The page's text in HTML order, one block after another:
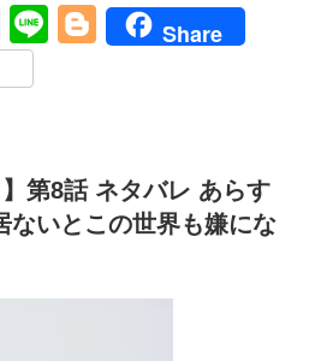
T
u
m
r
Li
Bl
er
Share
】第8話 ネタバレ あらす
ないとこの世界も嫌にな